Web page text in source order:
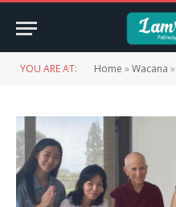
YOU ARE AT: Home »Wacana »